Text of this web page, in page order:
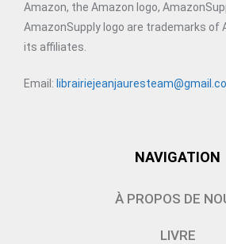
Amazon, the Amazon logo,
AmazonSupply logo are trademarks of
its affiliates.
Email:
NAVIGATION
À PROPOS DE
LIVRE